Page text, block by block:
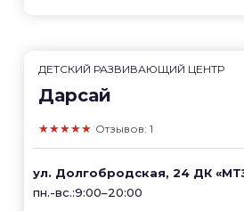
ДЕТСКИЙ РАЗВИВАЮЩИЙ ЦЕНТР
Дарсай
★★★★★ Отзывов: 1
ул. Долгобродская, 24 ДК
пн.-вс.:9:00–20:00